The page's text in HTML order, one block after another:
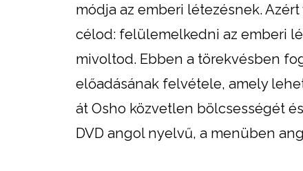
módja az emberi létezésnek.
célod: felülemelkedni az emberi
mivoltod. Ebben a törekvésben
előadásának felvétele, amely
át Osho közvetlen bölcsességét
DVD angol nyelvű, a menüben